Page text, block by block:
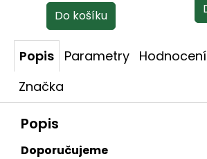
Popis Parametry Hodnocení
Značka
Popis
Doporučujeme